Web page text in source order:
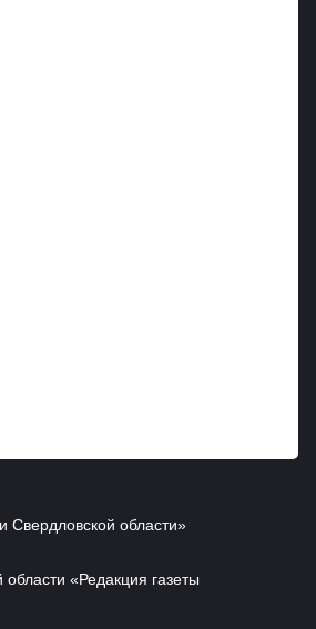
области»
«Редакция газеты